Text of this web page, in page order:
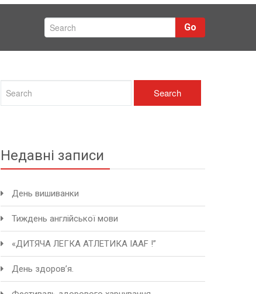
Go
Недавні записи
День вишиванки
Тиждень англійської мови
«ДИТЯЧА ЛЕГКА АТЛЕТИКА IAAF !”
День здоров’я.